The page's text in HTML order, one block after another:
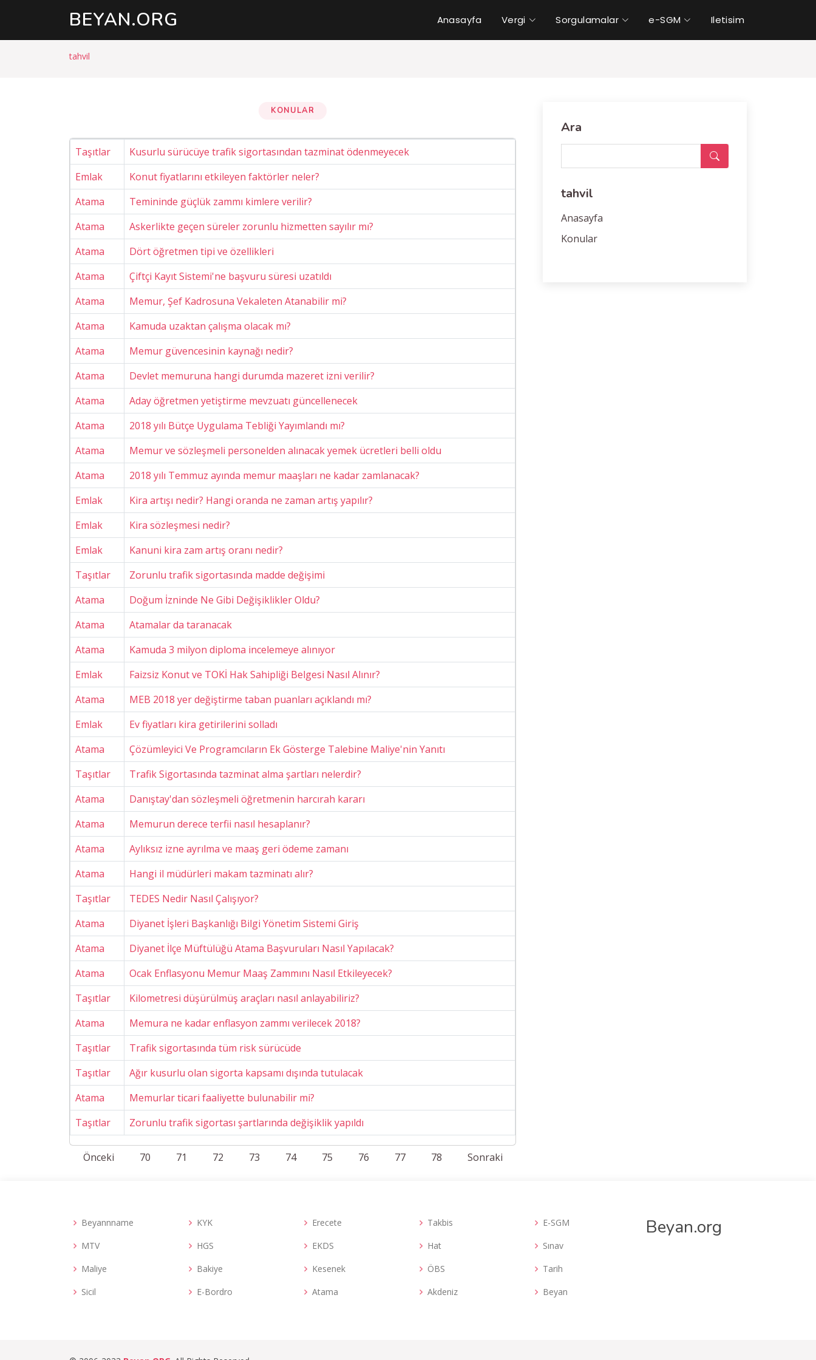
BEYAN.ORG Anasayfa Vergi Sorgulamalar e-SGM Iletisim
tahvil
KONULAR
Taşıtlar
Kusurlu sürücüye trafik sigortasından tazminat ödenmeyecek
Emlak
Konut fiyatlarını etkileyen faktörler neler?
Atama
Temininde güçlük zammı kimlere verilir?
Atama
Askerlikte geçen süreler zorunlu hizmetten sayılır mı?
Atama
Dört öğretmen tipi ve özellikleri
Atama
Çiftçi Kayıt Sistemi'ne başvuru süresi uzatıldı
Atama
Memur, Şef Kadrosuna Vekaleten Atanabilir mi?
Atama
Kamuda uzaktan çalışma olacak mı?
Atama
Memur güvencesinin kaynağı nedir?
Atama
Devlet memuruna hangi durumda mazeret izni verilir?
Atama
Aday öğretmen yetiştirme mevzuatı güncellenecek
Atama
2018 yılı Bütçe Uygulama Tebliği Yayımlandı mı?
Atama
Memur ve sözleşmeli personelden alınacak yemek ücretleri belli oldu
Atama
2018 yılı Temmuz ayında memur maaşları ne kadar zamlanacak?
Emlak
Kira artışı nedir? Hangi oranda ne zaman artış yapılır?
Emlak
Kira sözleşmesi nedir?
Emlak
Kanuni kira zam artış oranı nedir?
Taşıtlar
Zorunlu trafik sigortasında madde değişimi
Atama
Doğum İzninde Ne Gibi Değişiklikler Oldu?
Atama
Atamalar da taranacak
Atama
Kamuda 3 milyon diploma incelemeye alınıyor
Emlak
Faizsiz Konut ve TOKİ Hak Sahipliği Belgesi Nasıl Alınır?
Atama
MEB 2018 yer değiştirme taban puanları açıklandı mı?
Emlak
Ev fiyatları kira getirilerini solladı
Atama
Çözümleyici Ve Programcıların Ek Gösterge Talebine Maliye'nin Yanıtı
Taşıtlar
Trafik Sigortasında tazminat alma şartları nelerdir?
Atama
Danıştay'dan sözleşmeli öğretmenin harcırah kararı
Atama
Memurun derece terfii nasıl hesaplanır?
Atama
Aylıksız izne ayrılma ve maaş geri ödeme zamanı
Atama
Hangi il müdürleri makam tazminatı alır?
Taşıtlar
TEDES Nedir Nasıl Çalışıyor?
Atama
Diyanet İşleri Başkanlığı Bilgi Yönetim Sistemi Giriş
Atama
Diyanet İlçe Müftülüğü Atama Başvuruları Nasıl Yapılacak?
Atama
Ocak Enflasyonu Memur Maaş Zammını Nasıl Etkileyecek?
Taşıtlar
Kilometresi düşürülmüş araçları nasıl anlayabiliriz?
Atama
Memura ne kadar enflasyon zammı verilecek 2018?
Taşıtlar
Trafik sigortasında tüm risk sürücüde
Taşıtlar
Ağır kusurlu olan sigorta kapsamı dışında tutulacak
Atama
Memurlar ticari faaliyette bulunabilir mi?
Taşıtlar
Zorunlu trafik sigortası şartlarında değişiklik yapıldı
Önceki 70 71 72 73 74 75 76 77 78 Sonraki
Ara
tahvil
Anasayfa
Konular
Beyannname
MTV
Maliye
Sicil
KYK
HGS
Bakiye
E-Bordro
Erecete
EKDS
Kesenek
Atama
Takbis
Hat
ÖBS
Akdeniz
E-SGM
Sınav
Tarih
Beyan
Beyan.org